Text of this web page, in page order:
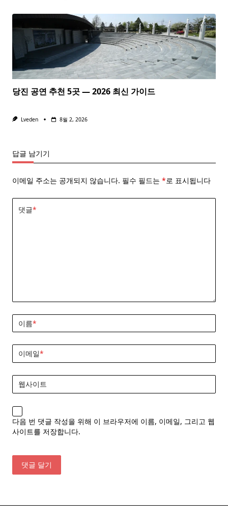
당진 공연 추천 5곳 — 2026 최신 가이드
Lveden 8월 2, 2026
답글 남기기
이메일 주소는 공개되지 않습니다. 필수 필드는 *로 표시됩니다
댓글*
이름*
이메일*
웹사이트
다음 번 댓글 작성을 위해 이 브라우저에 이름, 이메일, 그리고 웹
사이트를 저장합니다.